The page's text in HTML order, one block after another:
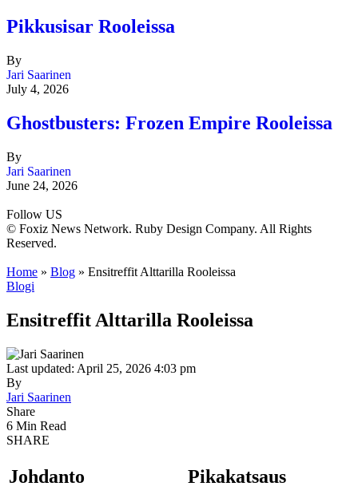
Pikkusisar Rooleissa
By
Jari Saarinen
July 4, 2026
Ghostbusters: Frozen Empire Rooleissa
By
Jari Saarinen
June 24, 2026
Follow US
© Foxiz News Network. Ruby Design Company. All Rights
Reserved.
Home » Blog » Ensitreffit Alttarilla Rooleissa
Blogi
Ensitreffit Alttarilla Rooleissa
Last updated: April 25, 2026 4:03 pm
By
Jari Saarinen
Share
6 Min Read
SHARE
Johdanto Pikakatsaus